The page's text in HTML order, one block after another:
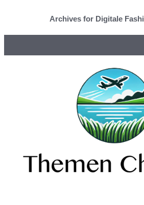
Archives for Digitale